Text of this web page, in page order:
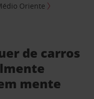
Oriente
de carros
mente